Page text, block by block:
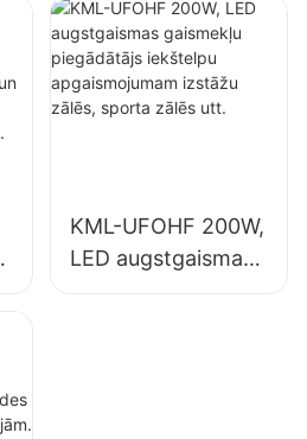
piegādātājs
iekštelpu
apgaismojumam
rūpniecības
KML-UFOHF 200W,
LED augstgaismas
gaismekļu